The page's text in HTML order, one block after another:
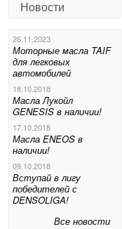
Новости
26.11.2023
Моторные масла TAIF
для легковых
автомобилей
18.10.2018
Масла Лукойл
GENESIS в наличии!
17.10.2018
Масла ENEOS в
наличии!
09.10.2018
Вступай в лигу
победителей с
DENSOLIGA!
Все новости